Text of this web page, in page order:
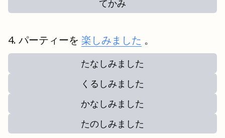
てかみ
パーティーを 楽しみました 。
たなしみました
くるしみました
かなしみました
たのしみました